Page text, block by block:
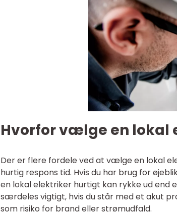
Hvorfor vælge en lokal
Der er flere fordele ved at vælge en lokal
hurtig respons tid. Hvis du har brug for
en lokal elektriker hurtigt kan rykke ud end
særdeles vigtigt, hvis du står med et akut
som risiko for brand eller strømudfald.